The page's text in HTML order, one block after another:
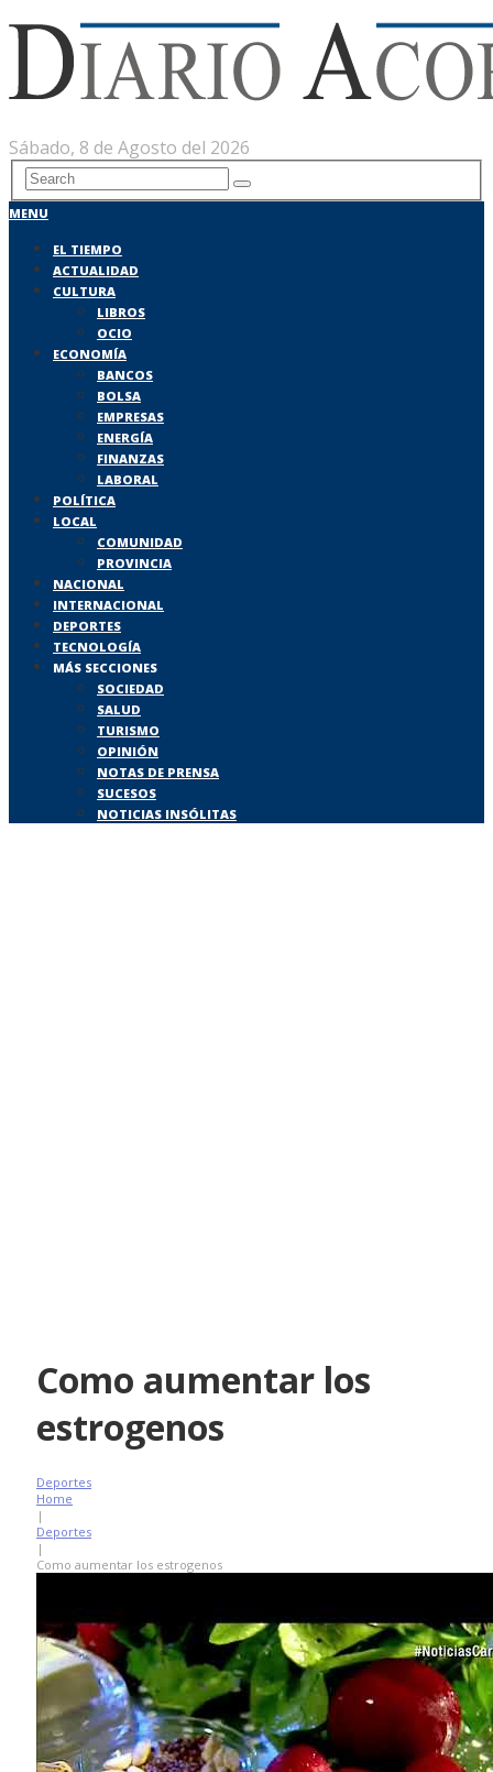
Sábado, 8 de Agosto del 2026
MENU
EL TIEMPO
ACTUALIDAD
CULTURA
LIBROS
OCIO
ECONOMÍA
BANCOS
BOLSA
EMPRESAS
ENERGÍA
FINANZAS
LABORAL
POLÍTICA
LOCAL
COMUNIDAD
PROVINCIA
NACIONAL
INTERNACIONAL
DEPORTES
TECNOLOGÍA
MÁS SECCIONES
SOCIEDAD
SALUD
TURISMO
OPINIÓN
NOTAS DE PRENSA
SUCESOS
NOTICIAS INSÓLITAS
Como aumentar los
estrogenos
Deportes
Home
|
Deportes
|
Como aumentar los estrogenos